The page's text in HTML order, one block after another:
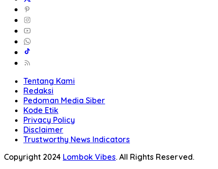
Tentang Kami
Redaksi
Pedoman Media Siber
Kode Etik
Privacy Policy
Disclaimer
Trustworthy News Indicators
Copyright 2024 Lombok Vibes. All Rights Reserved.